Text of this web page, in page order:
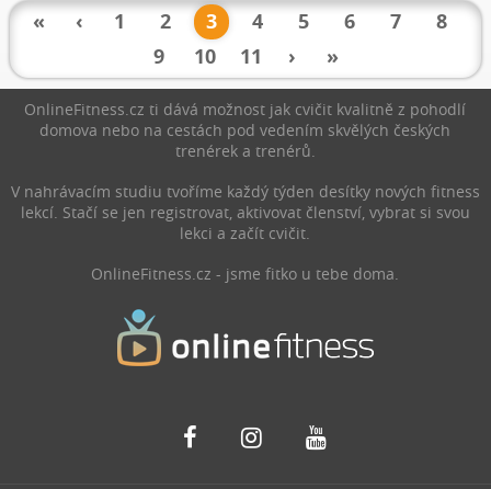
častá konzumace může
některým z nás, tohle jídlo
znechutit. Podívejme se na
to, z jakých jiných zdrojů lze
ještě získat bílkoviny.
tréninkovou metodu výdrže.
« ‹ 1 2 3 4 5 6 7
8
9
10 11 › »
OnlineFitness.cz ti dává možnost jak cvičit kvalitně z pohodlí
domova nebo na cestách pod vedením skvělých českých
trenérek a trenérů.
V nahrávacím studiu tvoříme každý týden desítky nových fitness
lekcí. Stačí se jen registrovat, aktivovat členství, vybrat si svou
lekci a začít cvičit.
OnlineFitness.cz - jsme fitko u tebe doma.